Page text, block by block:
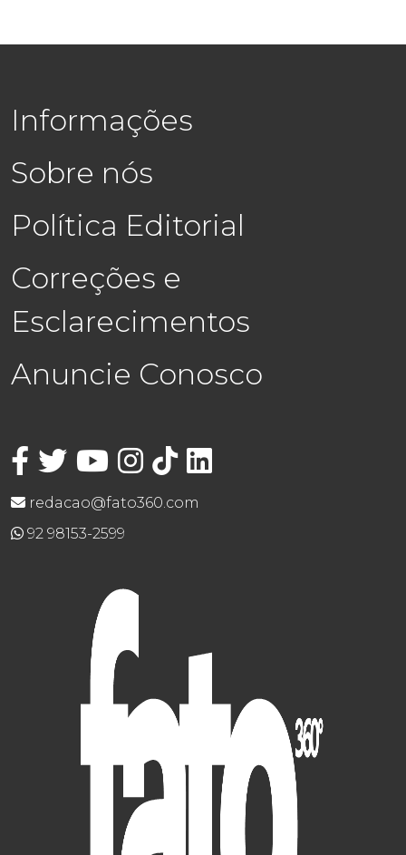
Informações
Sobre nós
Política Editorial
Correções e
Esclarecimentos
Anuncie Conosco
redacao@fato360.com
92 98153-2599